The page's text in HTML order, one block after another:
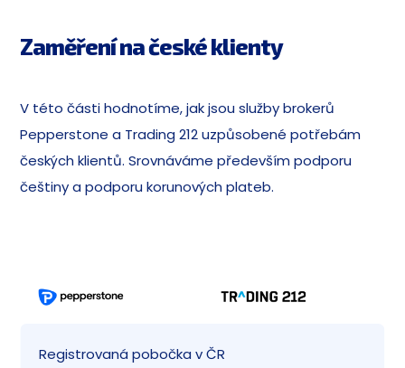
Zaměření na české klienty
V této části hodnotíme, jak jsou služby brokerů
Pepperstone a Trading 212 uzpůsobené potřebám
českých klientů. Srovnáváme především podporu
češtiny a podporu korunových plateb.
Registrovaná pobočka v ČR